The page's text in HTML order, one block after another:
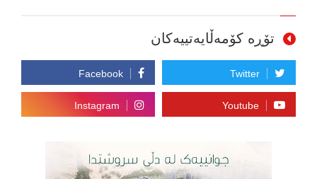
تۆڕە کۆمەڵایەتییەکان